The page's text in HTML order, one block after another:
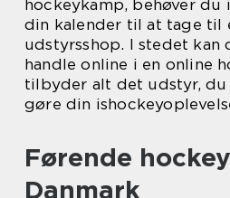
hockeykamp, behøver
din kalender til at tage til
udstyrsshop. I stedet kan
handle online i en online
tilbyder alt det udstyr, du
gøre din
Førende
Danmark